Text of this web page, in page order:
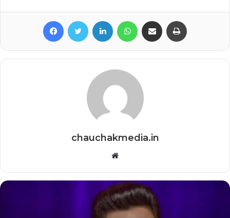
FacebookTwitter LinkedIn WhatsAppShare via Email
chauchakmedia.in
Website